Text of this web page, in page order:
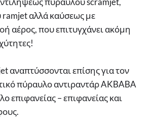
αλλά καύσεως με
αέρος, που επιτυγχάνει ακόμη
αναπτύσσονται επίσης για τον
πύραυλο αντιραντάρ AKBABA
επιφανείας – επιφανείας και